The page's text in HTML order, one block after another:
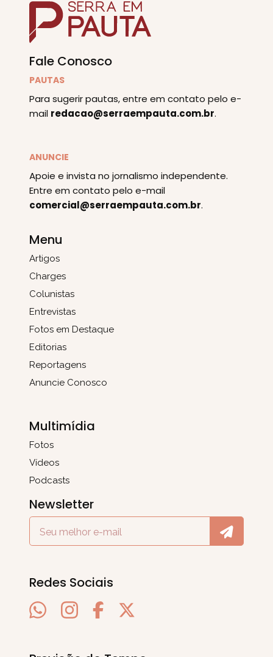
Fale Conosco
PAUTAS
Para sugerir pautas, entre em contato pelo e-
mail redacao@serraempauta.com.br.
ANUNCIE
Apoie e invista no jornalismo independente.
Entre em contato pelo e-mail
comercial@serraempauta.com.br.
Menu
Artigos
Charges
Colunistas
Entrevistas
Fotos em Destaque
Editorias
Reportagens
Anuncie Conosco
Multimídia
Fotos
Vídeos
Podcasts
Newsletter
Redes Sociais